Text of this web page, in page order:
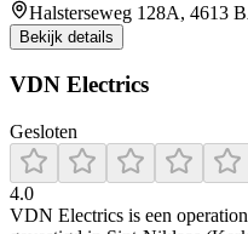
Halsterseweg 128A, 4613
Bekijk details
VDN Electrics
Gesloten
4.0
VDN Electrics is een